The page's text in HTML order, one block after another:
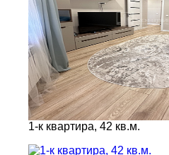
1-к квартира, 42 кв.м.